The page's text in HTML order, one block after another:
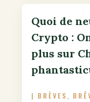
Quoi de
Crypto :
plus sur
| BRÈVES,